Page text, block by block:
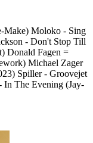
Make) Moloko - Sing
- Don't Stop Till
Donald Fagen =
Michael Zager
Spiller - Groovejet
In The Evening (Jay-